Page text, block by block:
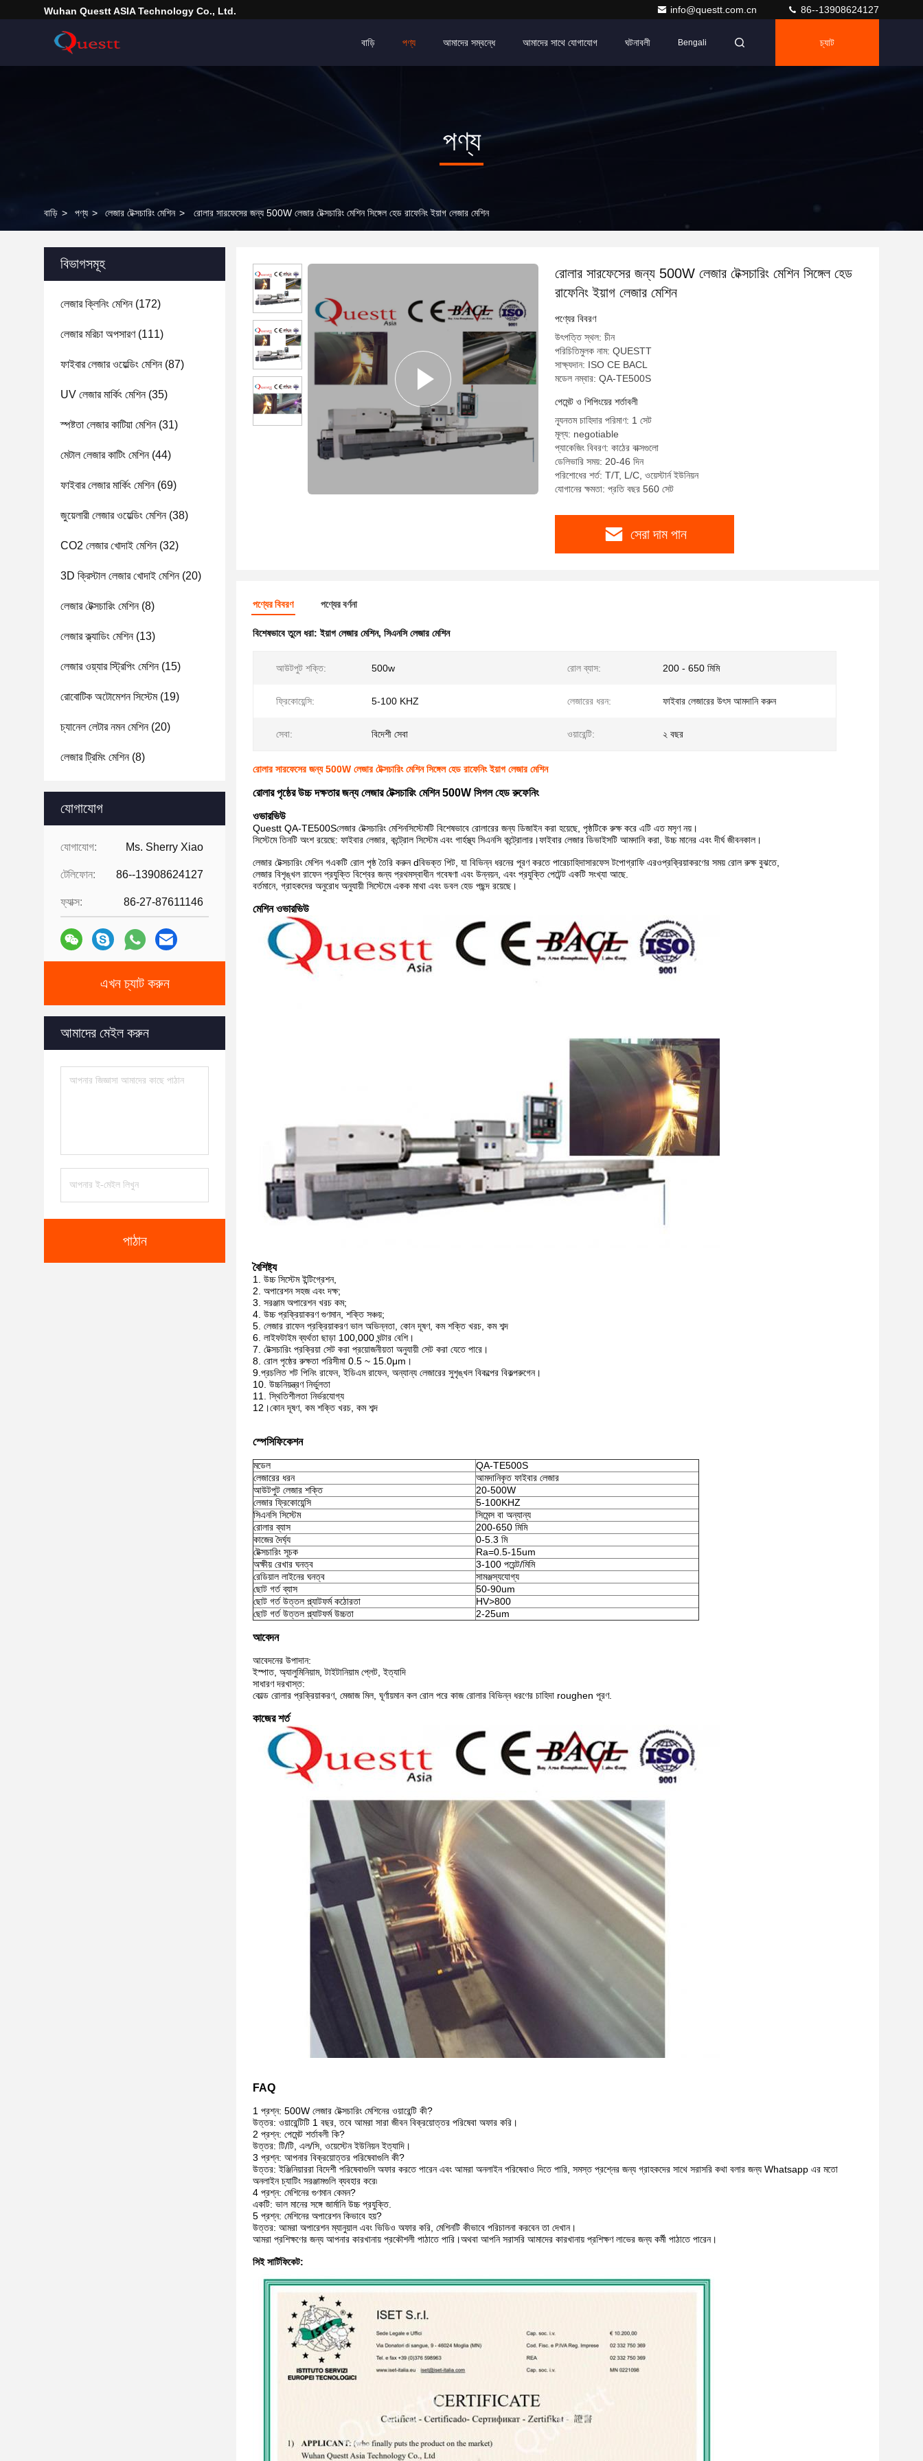
Wuhan Questt ASIA Technology Co., Ltd. info@questt.com.cn 86--13908624127
বাড়ি পণ্য আমাদের সম্বন্ধে আমাদের সাথে যোগাযোগ ঘটনাবলী Bengali চ্যাট
পণ্য
বাড়ি > পণ্য > লেজার টেক্সচারিং মেশিন > রোলার সারফেসের জন্য 500W লেজার টেক্সচারিং মেশিন সিঙ্গেল হেড রাফেনিং ইয়াগ লেজার মেশিন
বিভাগসমূহ
লেজার ক্লিনিং মেশিন(172)
লেজার মরিচা অপসারণ(111)
ফাইবার লেজার ওয়েল্ডিং মেশিন(87)
UV লেজার মার্কিং মেশিন(35)
স্পষ্টতা লেজার কাটিয়া মেশিন(31)
মেটাল লেজার কাটিং মেশিন(44)
ফাইবার লেজার মার্কিং মেশিন(69)
জুয়েলারী লেজার ওয়েল্ডিং মেশিন(38)
CO2 লেজার খোদাই মেশিন(32)
3D ক্রিস্টাল লেজার খোদাই মেশিন(20)
লেজার টেক্সচারিং মেশিন(8)
লেজার ক্ল্যাডিং মেশিন(13)
লেজার ওয়্যার স্ট্রিপিং মেশিন(15)
রোবোটিক অটোমেশন সিস্টেম(19)
চ্যানেল লেটার নমন মেশিন(20)
লেজার ট্রিমিং মেশিন(8)
যোগাযোগ
যোগাযোগ: Ms. Sherry Xiao
টেলিফোন: 86--13908624127
ফ্যাক্স: 86-27-87611146
এখন চ্যাট করুন
আমাদের মেইল করুন
পাঠান
রোলার সারফেসের জন্য 500W লেজার টেক্সচারিং মেশিন সিঙ্গেল হেড
রাফেনিং ইয়াগ লেজার মেশিন
পণ্যের বিবরণ
উৎপত্তি স্থল: চীন
পরিচিতিমুলক নাম: QUESTT
সাক্ষ্যদান: ISO CE BACL
মডেল নম্বার: QA-TE500S
পেমেন্ট ও শিপিংয়ের শর্তাবলী
ন্যূনতম চাহিদার পরিমাণ: 1 সেট
মূল্য: negotiable
প্যাকেজিং বিবরণ: কাঠের বাক্সগুলো
ডেলিভারি সময়: 20-46 দিন
পরিশোধের শর্ত: T/T, L/C, ওয়েস্টার্ন ইউনিয়ন
যোগানের ক্ষমতা: প্রতি বছর 560 সেট
সেরা দাম পান
পণ্যের বিবরণ পণ্যের বর্ণনা
বিশেষভাবে তুলে ধরা:ইয়াগ লেজার মেশিন, সিএনসি লেজার মেশিন
আউটপুট শক্তি: 500w রোল ব্যাস: 200 - 650 মিমি
ফ্রিকোয়েন্সি: 5-100 KHZ লেজারের ধরন: ফাইবার লেজারের উৎস আমদানি করুন
সেবা: বিদেশী সেবা ওয়ারেন্টি: ২ বছর
রোলার সারফেসের জন্য 500W লেজার টেক্সচারিং মেশিন সিঙ্গেল হেড রাফেনিং ইয়াগ লেজার মেশিন
রোলার পৃষ্ঠের উচ্চ দক্ষতার জন্য লেজার টেক্সচারিং মেশিন 500W সিগল হেড রুফেনিং
ওভারভিউ
Questt QA-TE500Sলেজার টেক্সচারিং মেশিনসিস্টেমটি বিশেষভাবে রোলারের জন্য ডিজাইন করা হয়েছে, পৃষ্ঠটিকে রুক্ষ করে এটি এত মসৃণ নয়।
সিস্টেমে তিনটি অংশ রয়েছে: ফাইবার লেজার, কন্ট্রোল সিস্টেম এবং গার্হস্থ্য সিএনসি কন্ট্রোলার।ফাইবার লেজার ডিভাইসটি আমদানি করা, উচ্চ মানের এবং দীর্ঘ জীবনকাল।
লেজার টেক্সচারিং মেশিন গএকটি রোল পৃষ্ঠ তৈরি করুন dবিভক্ত পিট, যা বিভিন্ন ধরনের পূরণ করতে পারেচাহিদাসারফেস টপোগ্রাফি এরওপ্রক্রিয়াকরণের সময় রোল রুক্ষ বুঝতে,
লেজার বিশৃঙ্খল রাফেন প্রযুক্তি বিশ্বের জন্য প্রথমস্বাধীন গবেষণা এবং উন্নয়ন, এবং প্রযুক্তি পেটেন্ট একটি সংখ্যা আছে.
বর্তমানে, গ্রাহকদের অনুরোধ অনুযায়ী সিস্টেমে একক মাথা এবং ডবল হেড পছন্দ রয়েছে।
মেশিন ওভারভিউ
বৈশিষ্ট্য
1. উচ্চ সিস্টেম ইন্টিগ্রেশন,
2. অপারেশন সহজ এবং দক্ষ;
3. সরঞ্জাম অপারেশন খরচ কম;
4. উচ্চ প্রক্রিয়াকরণ গুণমান, শক্তি সঞ্চয়;
5. লেজার রাফেন প্রক্রিয়াকরণ ভাল অভিন্নতা, কোন দূষণ, কম শক্তি খরচ, কম শব্দ
6. লাইফটাইম ব্যর্থতা ছাড়া 100,000 ঘন্টার বেশি।
7. টেক্সচারিং প্রক্রিয়া সেট করা প্রয়োজনীয়তা অনুযায়ী সেট করা যেতে পারে।
8. রোল পৃষ্ঠের রুক্ষতা পরিসীমা 0.5 ~ 15.0μm।
9. প্রচলিত শট পিনিং রাফেন, ইডিএম রাফেন, অন্যান্য লেজারের সুশৃঙ্খল বিকল্পের বিকল্পরুগেন।
10. উচ্চনিয়ন্ত্রণ নির্ভুলতা
11. স্থিতিশীলতা নির্ভরযোগ্য
12।কোন দূষণ, কম শক্তি খরচ, কম শব্দ
স্পেসিফিকেশন
মডেল
QA-TE500S
লেজারের ধরন
আমদানিকৃত ফাইবার লেজার
আউটপুট লেজার শক্তি
20-500W
লেজার ফ্রিকোয়েন্সি
5-100KHZ
সিএনসি সিস্টেম
সিমেন্স বা অন্যান্য
রোলার ব্যাস
200-650 মিমি
কাজের দৈর্ঘ্য
0-5.3 মি
টেক্সচারিং সূচক
Ra=0.5-15um
অক্ষীয় রেখার ঘনত্ব
3-100 পয়েন্ট/মিমি
রেডিয়াল লাইনের ঘনত্ব
সামঞ্জস্যযোগ্য
ছোট গর্ত ব্যাস
50-90um
ছোট গর্ত উত্তল প্ল্যাটফর্ম কঠোরতা
HV>800
ছোট গর্ত উত্তল প্ল্যাটফর্ম উচ্চতা
2-25um
আবেদন
আবেদনের উপাদান:
ইস্পাত, অ্যালুমিনিয়াম, টাইটানিয়াম প্লেট, ইত্যাদি
সাধারণ দরখাস্ত:
কোল্ড রোলার প্রক্রিয়াকরণ, মেজাজ মিল, ঘূর্ণায়মান কল রোল পরে কাজ রোলার বিভিন্ন ধরণের চাহিদা roughen পূরণ.
কাজের শর্ত
FAQ
1 প্রশ্ন: 500W লেজার টেক্সচারিং মেশিনের ওয়ারেন্টি কী?
উত্তর: ওয়ারেন্টিটি 1 বছর, তবে আমরা সারা জীবন বিক্রয়োত্তর পরিষেবা অফার করি।
2 প্রশ্ন: পেমেন্ট শর্তাবলী কি?
উত্তর: টি/টি, এল/সি, ওয়েস্টেন ইউনিয়ন ইত্যাদি।
3 প্রশ্ন: আপনার বিক্রয়োত্তর পরিষেবাগুলি কী?
উত্তর: ইঞ্জিনিয়াররা বিদেশী পরিষেবাগুলি অফার করতে পারেন এবং আমরা অনলাইন পরিষেবাও দিতে পারি, সমস্ত প্রশ্নের জন্য গ্রাহকদের সাথে সরাসরি কথা বলার জন্য Whatsapp এর মতো
অনলাইন চ্যাটিং সরঞ্জামগুলি ব্যবহার করে৷
4 প্রশ্ন: মেশিনের গুণমান কেমন?
একটি: ভাল মানের সঙ্গে জার্মানি উচ্চ প্রযুক্তি.
5 প্রশ্ন: মেশিনের অপারেশন কিভাবে হয়?
উত্তর: আমরা অপারেশন ম্যানুয়াল এবং ভিডিও অফার করি, মেশিনটি কীভাবে পরিচালনা করবেন তা দেখান।
আমরা প্রশিক্ষণের জন্য আপনার কারখানায় প্রকৌশলী পাঠাতে পারি।অথবা আপনি সরাসরি আমাদের কারখানায় প্রশিক্ষণ লাভের জন্য কর্মী পাঠাতে পারেন।
সিই সার্টিফিকেট: